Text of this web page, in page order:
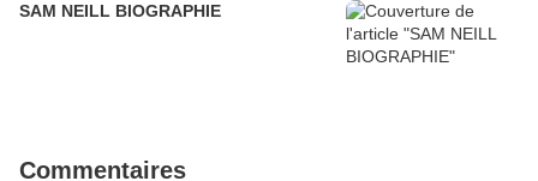
SAM NEILL BIOGRAPHIE
Commentaires